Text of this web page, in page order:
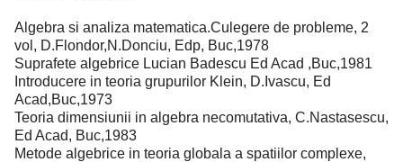
Algebra si analiza matematica.Culegere de probleme, 2
vol, D.Flondor,N.Donciu, Edp, Buc,1978
Suprafete algebrice Lucian Badescu Ed Acad ,Buc,1981
Introducere in teoria grupurilor Klein, D.Ivascu, Ed
Acad,Buc,1973
Teoria dimensiunii in algebra necomutativa, C.Nastasescu,
Ed Acad, Buc,1983
Metode algebrice in teoria globala a spatiilor complexe,